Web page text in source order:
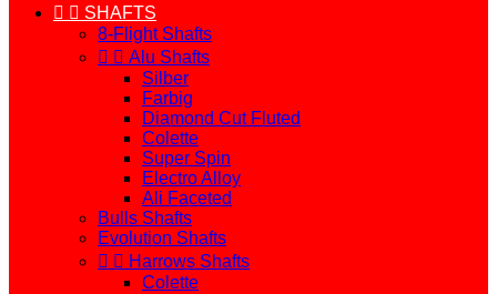
  SHAFTS
8-Flight Shafts
  Alu Shafts
Silber
Farbig
Diamond Cut Fluted
Colette
Super Spin
Electro Alloy
Ali Faceted
Bulls Shafts
Evolution Shafts
  Harrows Shafts
Colette